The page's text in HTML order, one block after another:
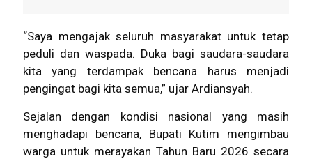
“Saya mengajak seluruh masyarakat untuk tetap
peduli dan waspada. Duka bagi saudara-saudara
kita yang terdampak bencana harus menjadi
pengingat bagi kita semua,” ujar Ardiansyah.
Sejalan dengan kondisi nasional yang masih
menghadapi bencana, Bupati Kutim mengimbau
warga untuk merayakan Tahun Baru 2026 secara